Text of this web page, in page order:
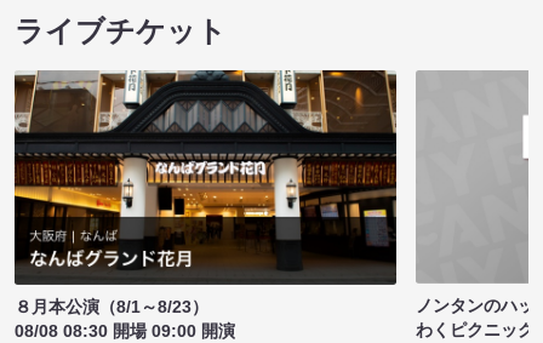
ライブチケット
８月本公演（8/1～8/23）
08/08 08:30 開場 09:00 開演
ノンタンのハッ
わくピクニック